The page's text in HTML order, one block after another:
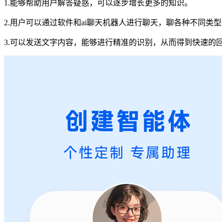
1.能够帮助用户解答疑惑，可以逐步增长更多的知识。
2.用户可以通过软件和ai聊天机器人进行聊天，聊各种不同类型
3.可以发送文字内容，能够进行精准的识别，从而得到快速的回